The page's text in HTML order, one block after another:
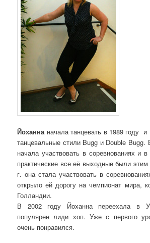
Йоханнаначала танцевать в 1989 году и
танцевальные стили Bugg и Double
начала участвовать в соревнованиях и
практические все её выходные были
г. она стала участвовать в
открыло ей дорогу на чемпионат мира,
Голландии.
В 2002 году Йоханна переехала в
популярен лиди хоп. Уже с первого
очень понравился.